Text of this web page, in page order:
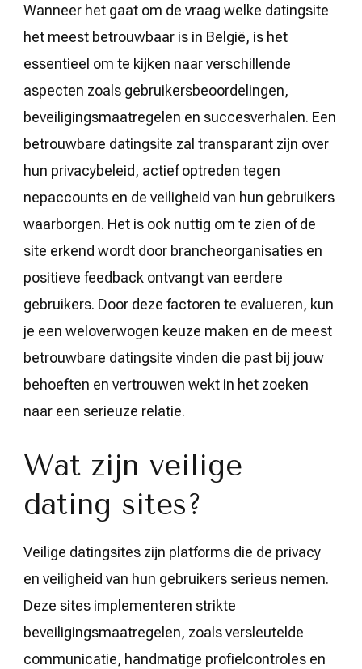
Wanneer het gaat om de vraag welke datingsite
het meest betrouwbaar is in België, is het
essentieel om te kijken naar verschillende
aspecten zoals gebruikersbeoordelingen,
beveiligingsmaatregelen en succesverhalen. Een
betrouwbare datingsite zal transparant zijn over
hun privacybeleid, actief optreden tegen
nepaccounts en de veiligheid van hun gebruikers
waarborgen. Het is ook nuttig om te zien of de
site erkend wordt door brancheorganisaties en
positieve feedback ontvangt van eerdere
gebruikers. Door deze factoren te evalueren, kun
je een weloverwogen keuze maken en de meest
betrouwbare datingsite vinden die past bij jouw
behoeften en vertrouwen wekt in het zoeken
naar een serieuze relatie.
Wat zijn veilige
dating sites?
Veilige datingsites zijn platforms die de privacy
en veiligheid van hun gebruikers serieus nemen.
Deze sites implementeren strikte
beveiligingsmaatregelen, zoals versleutelde
communicatie, handmatige profielcontroles en